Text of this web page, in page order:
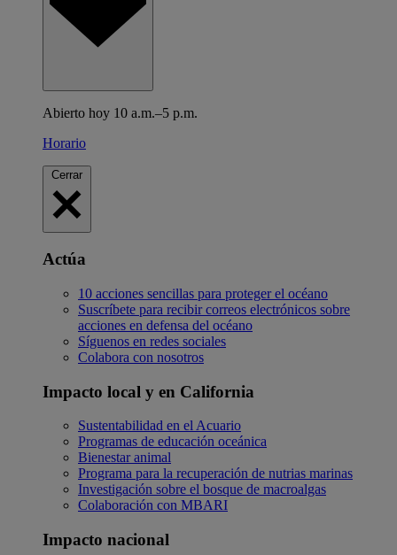
Abierto hoy 10 a.m.–5 p.m.
Horario
Cerrar
Actúa
10 acciones sencillas para proteger el océano
Suscríbete para recibir correos electrónicos sobre
acciones en defensa del océano
Síguenos en redes sociales
Colabora con nosotros
Impacto local y en California
Sustentabilidad en el Acuario
Programas de educación oceánica
Bienestar animal
Programa para la recuperación de nutrias marinas
Investigación sobre el bosque de macroalgas
Colaboración con MBARI
Impacto nacional